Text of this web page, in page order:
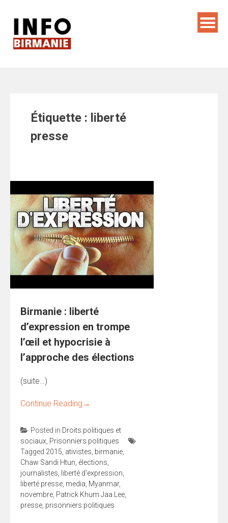
Étiquette : liberté
presse
Birmanie : liberté
d’expression en trompe
l’œil et hypocrisie à
l’approche des élections
(suite…)
Continue Reading →
Posted in Droits politiques et
sociaux Prisonniers politiques
Tagged 2015 ativistes birmanie
Chaw Sandi Htun élections
journalistes
liberté d'expression
liberté presse media Myanmar,
novembre Patrick Khum Jaa Lee
presse prisonniers politiques